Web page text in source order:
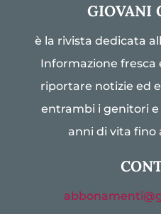
GIOVANI
è la rivista dedicata
Informazione fresca
riportare notizie ed
entrambi i genitori
anni di vita fino